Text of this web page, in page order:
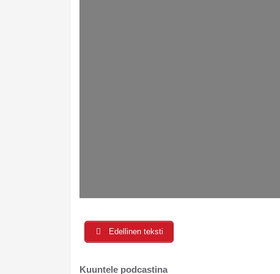
Edellinen teksti
Kuuntele podcastina